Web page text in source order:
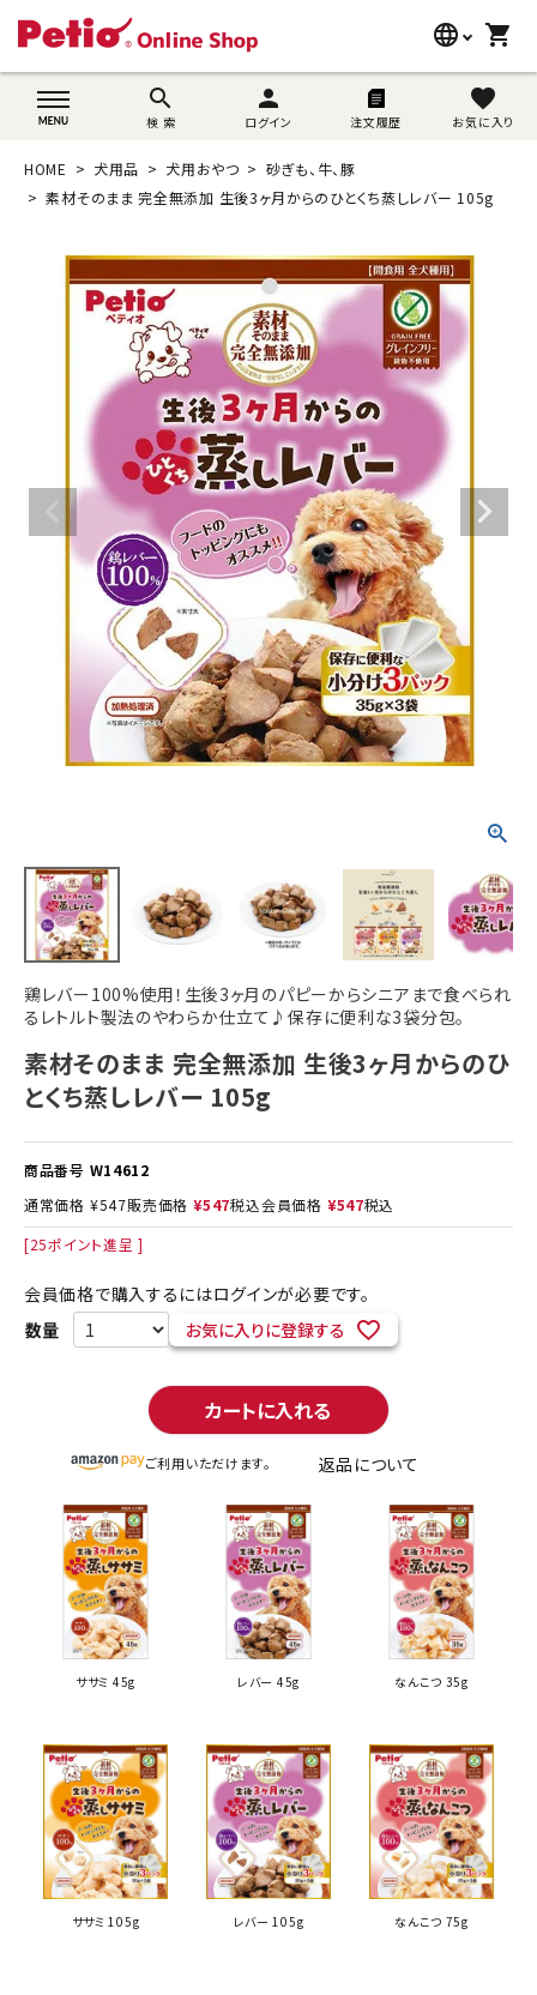
language
wovn-lang-name
shopping_cart
search
検 索
person
ログイン 注文履歴
favorite
お気に入り
search
猫用品
うさぎ用品
ブランド別に探す
目的別に探す
ご利用案内
ACCOUNT MENU
ようこそ ゲスト 様
ログイン person 新規会員登録
HOME 犬用品 犬用おやつ
砂ぎも、牛、豚
素材そのまま 完全無添加 生後3ヶ月からのひとくち蒸しレバー 105g
鶏レバー100%使用！生後3ヶ月のパピーからシニアまで食べられ
るレトルト製法のやわらか仕立て♪保存に便利な3袋分包。
素材そのまま 完全無添加 生後3ヶ月からのひ
とくち蒸しレバー 105g
商品番号 W14612
通常価格 ¥547販売価格 ¥547税込会員価格 ¥547税込
[25ポイント進呈 ]
会員価格で購入するにはログインが必要です。
お気に入りに登録する
カートに入れる
ご利用いただけます。 返品について
ササミ 45g レバー 45g なんこつ 35g
ササミ 105g レバー 105g なんこつ 75g